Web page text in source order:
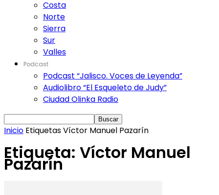
Costa
Norte
Sierra
Sur
Valles
Podcast
Podcast “Jalisco. Voces de Leyenda”
Audiolibro “El Esqueleto de Judy”
Ciudad Olinka Radio
Inicio EtiquetasVíctor Manuel Pazarín
Etiqueta: Víctor Manuel
Pazarín